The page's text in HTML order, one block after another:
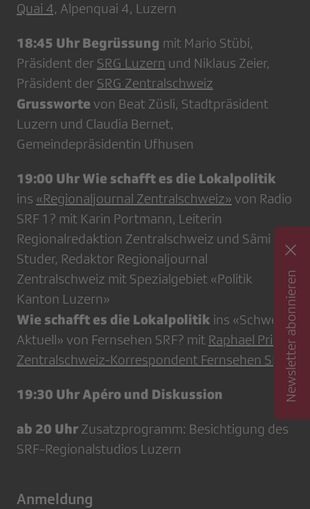
Quai 4, Alpenquai 4, Luzern
18:45 Uhr Begrüssung mit Mario Stübi,
Präsident der SRG Luzern und Niklaus Zeier,
Präsident der SRG Zentralschweiz
Grussworte von Beat Züsli, Stadtpräsident
Luzern und Claudia Bernet,
Gemeindepräsidentin Ufhusen
19:00 Uhr Wie schafft es die Lokalpolitik
ins «Regionaljournal Zentralschweiz» von Radio
SRF 1? mit Karin Portmann, Leiterin
Regionalredaktion Zentralschweiz und Sämi
Studer, Redaktor Regionaljournal
Zentralschweiz mit Spezialgebiet «Politik
Kanton Luzern»
Wie schafft es die Lokalpolitik ins «Schweiz
Aktuell» von Fernsehen SRF? mit Raphael Prinz,
Zentralschweiz-Korrespondent Fernsehen SRF
19:30 Uhr Apéro und Diskussion
ab 20 Uhr Zusatzprogramm: Besichtigung des
SRF-Regionalstudios Luzern
Anmeldung
Newsletter abonnieren